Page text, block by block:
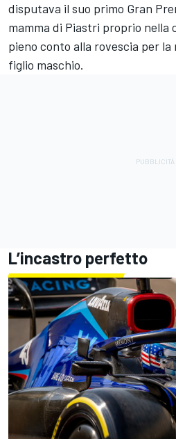
disputava il suo primo Gran
mamma di Piastri proprio nella
pieno conto alla rovescia per
figlio maschio.
L’incastro perfetto